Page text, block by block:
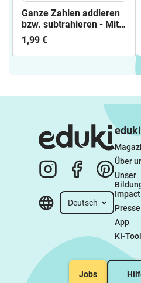
Ganze Zahlen addieren
bzw. subtrahieren - Mit
negativen Zahlen
rechnen - Zahlenstrahl
1,99 €
Deutsch
Über
Unser
Impact
Presse
App
KI-
Jobs